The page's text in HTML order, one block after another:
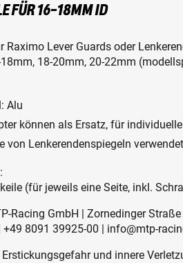
FÜR 16-18MM ID
Raximo Lever Guards oder
18-20mm, 20-22mm
Alu
können als Ersatz, für
von Lenkerendenspiegeln
(für jeweils eine Seite, inkl.
Racing GmbH | Zornedinger
+49 8091 39925-00 | info@mtp-
und innere